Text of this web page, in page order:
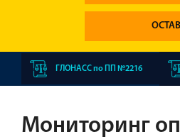
ГЛОНАСС по ПП №2216
Мониторинг